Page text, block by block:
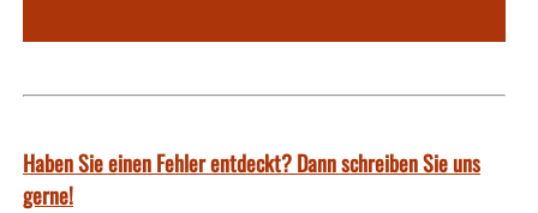
Haben Sie einen Fehler entdeckt? Dann schreiben Sie uns
gerne!